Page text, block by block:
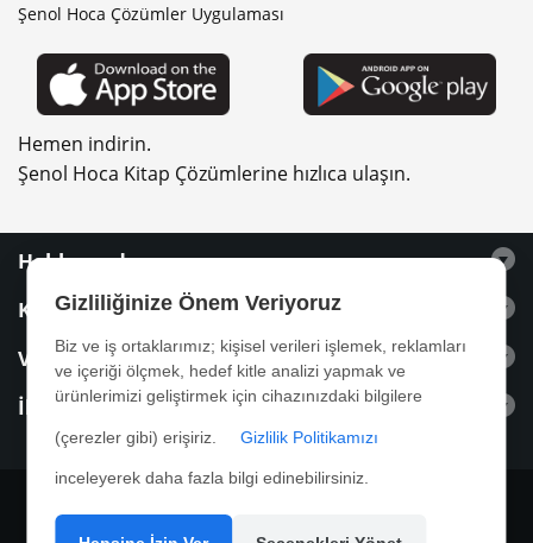
Şenol Hoca Çözümler Uygulaması
Hemen indirin.
Şenol Hoca Kitap Çözümlerine hızlıca ulaşın.
Hakkımızda
Kitaplar
Videolar
İletişim
Gizliliğinize Önem Veriyoruz
Biz ve iş ortaklarımız; kişisel verileri işlemek, reklamları
ve içeriği ölçmek, hedef kitle analizi yapmak ve
ürünlerimizi geliştirmek için cihazınızdaki bilgilere
(çerezler gibi) erişiriz. Gizlilik Politikamızı
inceleyerek daha fazla bilgi edinebilirsiniz.